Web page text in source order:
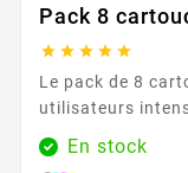
Pack 8
    
Le pack de 8
utilisateurs
cartouches de
réserve d'encre
En stock